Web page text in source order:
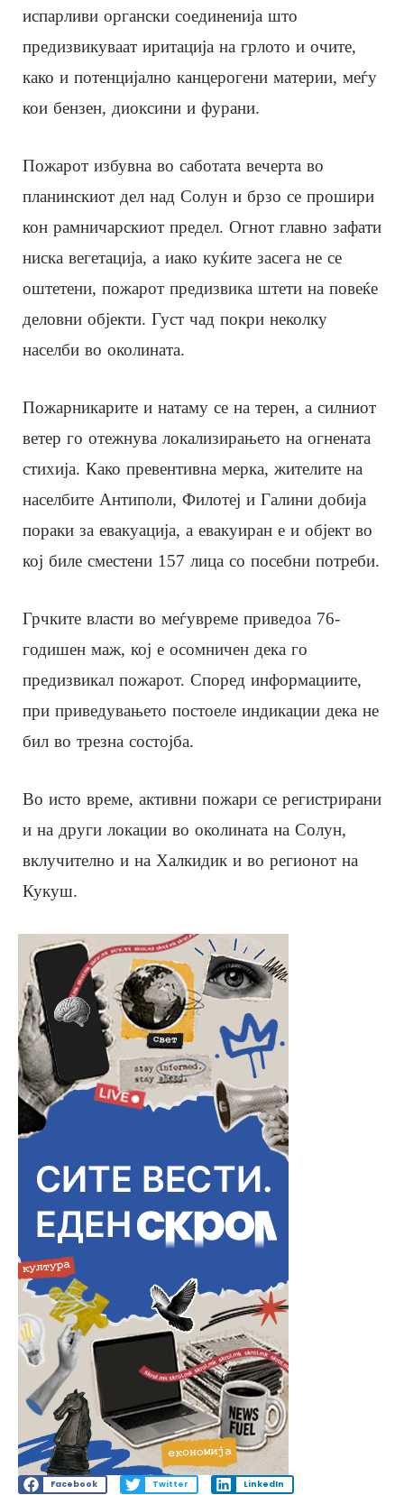
испарливи органски соединенија што
предизвикуваат иритација на грлото и очите,
како и потенцијално канцерогени материи, меѓу
кои бензен, диоксини и фурани.
Пожарот избувна во саботата вечерта во
планинскиот дел над Солун и брзо се прошири
кон рамничарскиот предел. Огнот главно зафати
ниска вегетација, а иако куќите засега не се
оштетени, пожарот предизвика штети на повеќе
деловни објекти. Густ чад покри неколку
населби во околината.
Пожарникарите и натаму се на терен, а силниот
ветер го отежнува локализирањето на огнената
стихија. Како превентивна мерка, жителите на
населбите Антиполи, Филотеј и Галини добија
пораки за евакуација, а евакуиран е и објект во
кој биле сместени 157 лица со посебни потреби.
Грчките власти во меѓувреме приведоа 76-
годишен маж, кој е осомничен дека го
предизвикал пожарот. Според информациите,
при приведувањето постоеле индикации дека не
бил во трезна состојба.
Во исто време, активни пожари се регистрирани
и на други локации во околината на Солун,
вклучително и на Халкидик и во регионот на
Кукуш.
Facebook Twitter LinkedIn